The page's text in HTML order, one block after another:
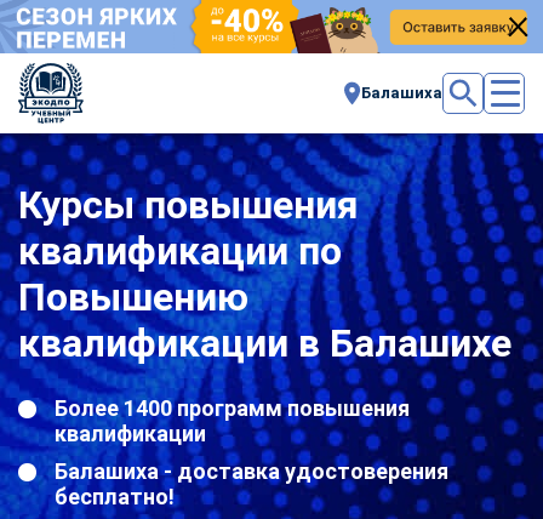
Балашиха
Курсы повышения
квалификации по
Повышению
квалификации в Балашихе
Более 1400 программ повышения
квалификации
Балашиха - доставка удостоверения
бесплатно!